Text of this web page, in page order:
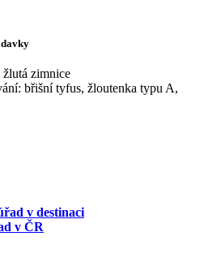
zimnice
břišní tyfus, žloutenka typu A,
v destinaci
v ČR